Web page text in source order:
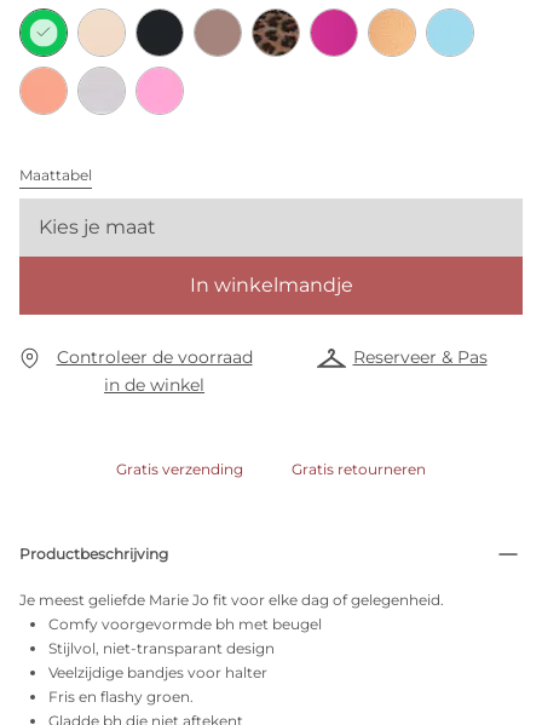
Maattabel
Kies je maat
In winkelmandje
Controleer de voorraad
in de winkel
Reserveer & Pas
Gratis verzending Gratis retourneren
Productbeschrijving
Je meest geliefde Marie Jo fit voor elke dag of gelegenheid.
Comfy voorgevormde bh met beugel
Stijlvol, niet-transparant design
Veelzijdige bandjes voor halter
Fris en flashy groen.
Gladde bh die niet aftekent